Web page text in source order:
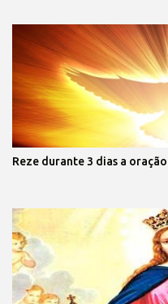
Reze durante 3 dias a